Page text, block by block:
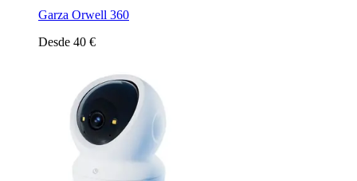
Garza Orwell 360
Desde 40 €